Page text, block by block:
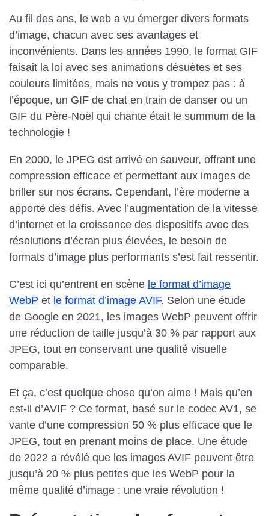
Au fil des ans, le web a vu émerger divers formats
d’image, chacun avec ses avantages et
inconvénients. Dans les années 1990, le format GIF
faisait la loi avec ses animations désuètes et ses
couleurs limitées, mais ne vous y trompez pas : à
l’époque, un GIF de chat en train de danser ou un
GIF du Père-Noël qui chante était le summum de la
technologie !
En 2000, le JPEG est arrivé en sauveur, offrant une
compression efficace et permettant aux images de
briller sur nos écrans. Cependant, l’ère moderne a
apporté des défis. Avec l’augmentation de la vitesse
d’internet et la croissance des dispositifs avec des
résolutions d’écran plus élevées, le besoin de
formats d’image plus performants s’est fait ressentir.
C’est ici qu’entrent en scène le format d’image
WebP et le format d’image AVIF. Selon une étude
de Google en 2021, les images WebP peuvent offrir
une réduction de taille jusqu’à 30 % par rapport aux
JPEG, tout en conservant une qualité visuelle
comparable.
Et ça, c’est quelque chose qu’on aime ! Mais qu’en
est-il d’AVIF ? Ce format, basé sur le codec AV1, se
vante d’une compression 50 % plus efficace que le
JPEG, tout en prenant moins de place. Une étude
de 2022 a révélé que les images AVIF peuvent être
jusqu’à 20 % plus petites que les WebP pour la
même qualité d’image : une vraie révolution !